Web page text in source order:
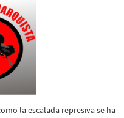
la escalada represiva se ha